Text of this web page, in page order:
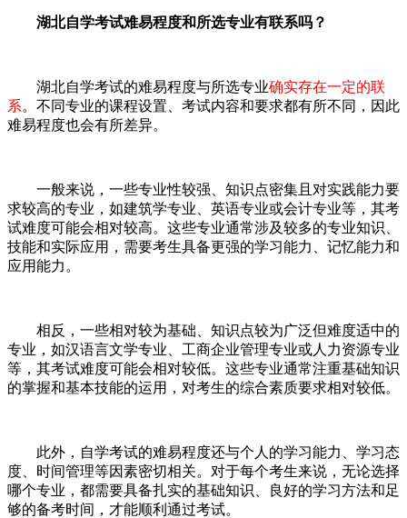
湖北自学考试难易程度和所选专业有联系吗？
湖北自学考试的难易程度与所选专业确实存在一定的联
系。不同专业的课程设置、考试内容和要求都有所不同，因此
难易程度也会有所差异。
一般来说，一些专业性较强、知识点密集且对实践能力要
求较高的专业，如建筑学专业、英语专业或会计专业等，其考
试难度可能会相对较高。这些专业通常涉及较多的专业知识、
技能和实际应用，需要考生具备更强的学习能力、记忆能力和
应用能力。
相反，一些相对较为基础、知识点较为广泛但难度适中的
专业，如汉语言文学专业、工商企业管理专业或人力资源专业
等，其考试难度可能会相对较低。这些专业通常注重基础知识
的掌握和基本技能的运用，对考生的综合素质要求相对较低。
此外，自学考试的难易程度还与个人的学习能力、学习态
度、时间管理等因素密切相关。对于每个考生来说，无论选择
哪个专业，都需要具备扎实的基础知识、良好的学习方法和足
够的备考时间，才能顺利通过考试。